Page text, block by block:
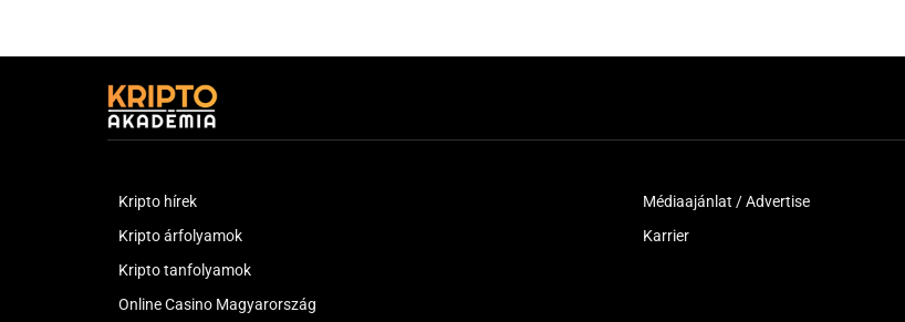
Kripto hírek
Kripto árfolyamok
Kripto tanfolyamok
Online Casino Magyarország
Médiaajánlat / Advertise
Karrier